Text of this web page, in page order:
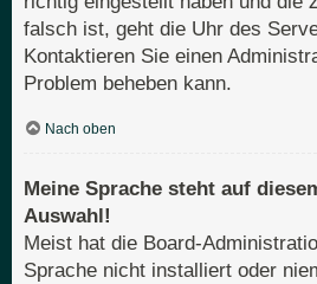
falsch ist, geht die Uhr des
Kontaktieren Sie einen
Problem beheben kann.
Nach oben
Meine Sprache steht auf
Auswahl!
Meist hat die Board-
Sprache nicht installiert oder